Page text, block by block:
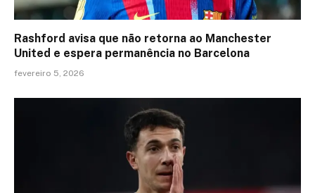
Rashford avisa que não retorna ao Manchester
United e espera permanência no Barcelona
fevereiro 5, 2026